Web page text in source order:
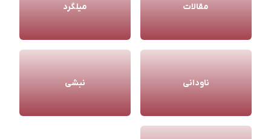
مقالات میلگرد
ناودانی نبشی